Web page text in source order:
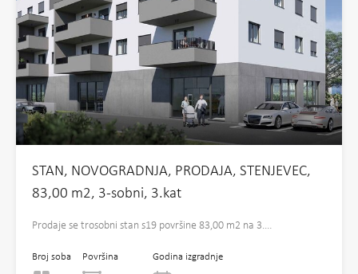
STAN, NOVOGRADNJA, PRODAJA, STENJEVEC,
83,00 m2, 3-sobni, 3.kat
Prodaje se trosobni stan s19 površine 83,00 m2 na 3.…
Broj soba Površina Godina izgradnje